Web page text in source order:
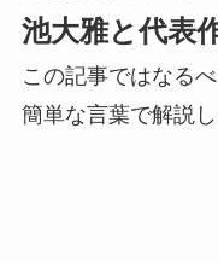
池大雅と代表
この記事ではなる
簡単な言葉で解説し